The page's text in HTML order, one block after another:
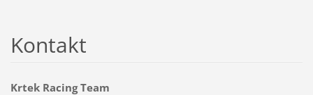
Kontakt
Krtek Racing Team